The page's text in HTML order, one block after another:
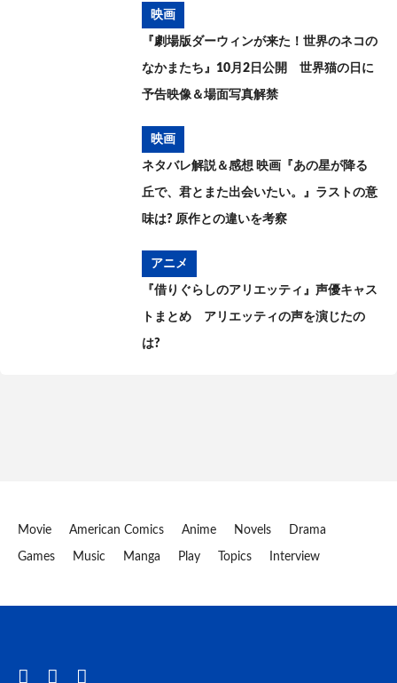
映画
『劇場版ダーウィンが来た！世界のネコの
なかまたち』10月2日公開 世界猫の日に
予告映像＆場面写真解禁
映画
ネタバレ解説＆感想 映画『あの星が降る
丘で、君とまた出会いたい。』ラストの意
味は? 原作との違いを考察
アニメ
『借りぐらしのアリエッティ』声優キャス
トまとめ アリエッティの声を演じたの
は?
Movie American Comics Anime Novels Drama
Games Music Manga Play Topics Interview